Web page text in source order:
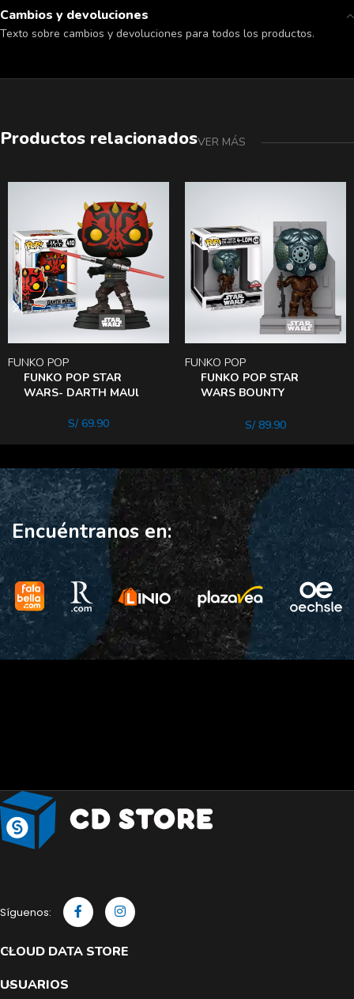
Cambios y devoluciones
Texto sobre cambios y devoluciones para todos los productos.
Productos relacionadosVER MÁS
FUNKO POP STAR
WARS- DARTH MAUl
FUNKO POP
S/69.90
FUNKO POP STAR
WARS BOUNTY
FUNKO POP
S/89.90
Encuéntranos en:
Síguenos:
CLOUD DATA STORE
USUARIOS